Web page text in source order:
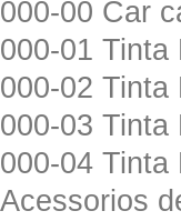
000-00 Car
000-01
000-02
000-03
000-04
Acessorios